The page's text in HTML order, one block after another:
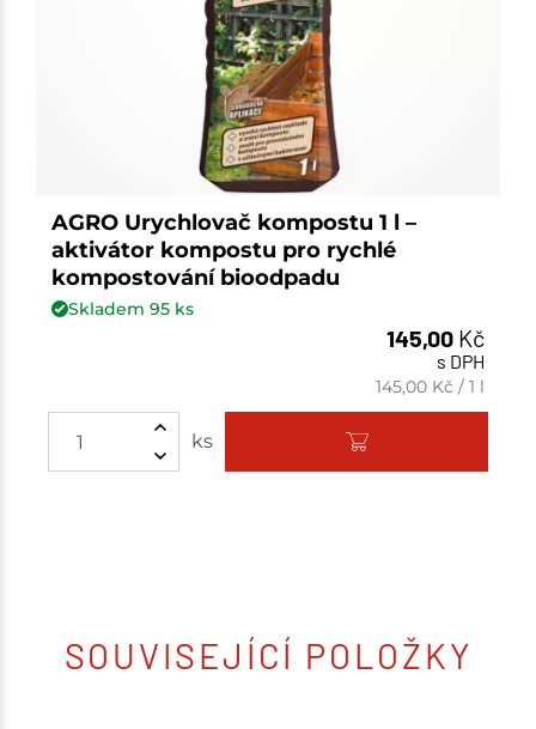
AGRO Urychlovač kompostu 1 l –
aktivátor kompostu pro rychlé
kompostování bioodpadu
Skladem 95ks
145,00 Kč
s DPH
145,00 Kč /1 l
ks
SOUVISEJÍCÍ POLOŽKY